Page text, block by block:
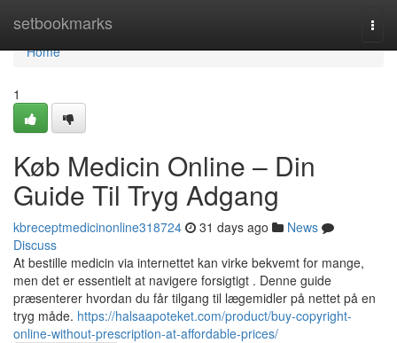
setbookmarks
Home
Home
1
Køb Medicin Online – Din
Guide Til Tryg Adgang
kbreceptmedicinonline318724 31 days ago
News
Discuss
At bestille medicin via internettet kan virke bekvemt for mange,
men det er essentielt at navigere forsigtigt . Denne guide
præsenterer hvordan du får tilgang til lægemidler på nettet på en
tryg måde. https://halsaapoteket.com/product/buy-copyright-
online-without-prescription-at-affordable-prices/